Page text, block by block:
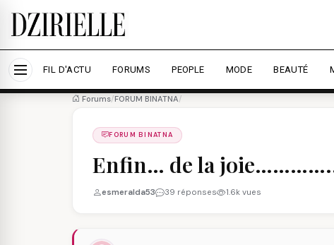
Nous utilisons des cookies pour améliorer votre
Accepter tout
FIL D'ACTU FORUMS PEOPLE MODE BEAUTÉ
Forums/FORUM BINATNA/
FORUM BINATNA
Enfin… de la joie…………..
esmeralda53 39 réponses 1.6k vues